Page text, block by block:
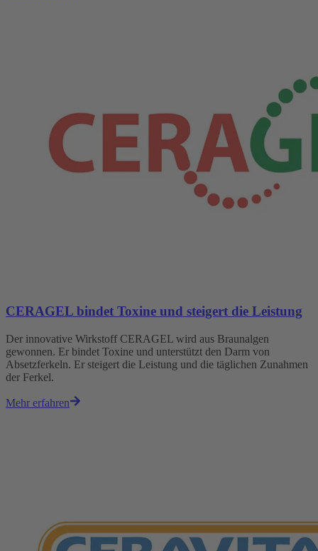
CERAGEL bindet Toxine und steigert die Leistung
Der innovative Wirkstoff CERAGEL wird aus Braunalgen
gewonnen. Er bindet Toxine und unterstützt den Darm von
Absetzferkeln. Er steigert die Leistung und die täglichen Zunahmen
der Ferkel.
Mehr erfahren